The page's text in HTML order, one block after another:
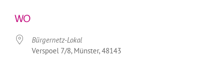
WO
Bürgernetz-Lokal
Verspoel 7/8, Münster, 48143